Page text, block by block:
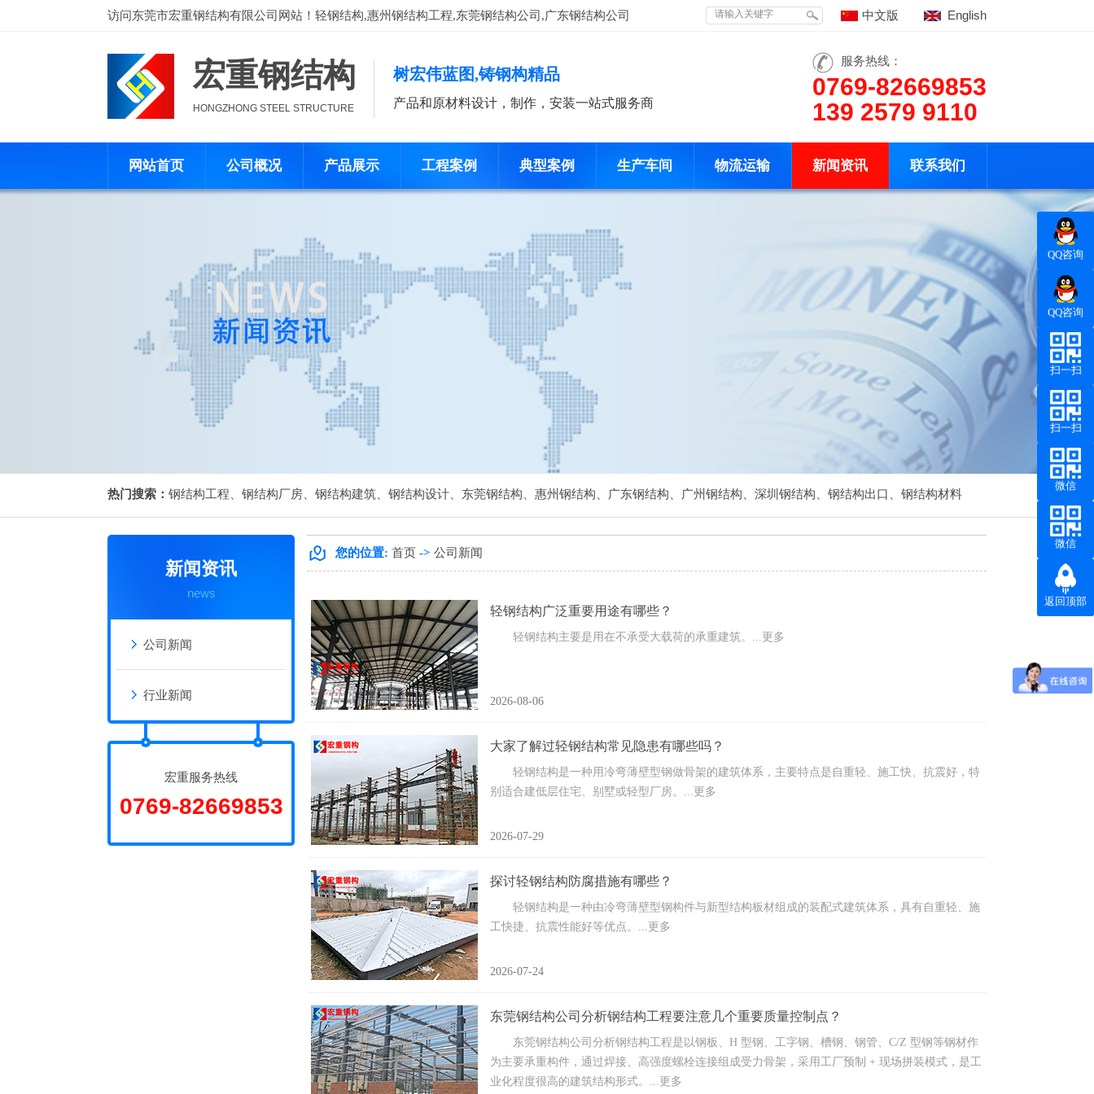
访问东莞市宏重钢结构有限公司 网站！轻钢结构,惠州钢结构工程,东莞钢结构公司,广东钢结构公司 English
中文版
宏重钢结构
HONGZHONG STEEL STRUCTURE
树宏伟蓝图,铸钢构精品
产品和原材料设计，制作，安装一站式服务商
服务热线：
0769-82669853
139 2579 9110
网站首页 公司概况 产品展示 工程案例 典型案例 生产车间 物流运输 新闻资讯 联系我们
热门搜索： 钢结构工程 钢结构厂房 钢结构建筑 钢结构设计 东莞钢结构 惠州钢结构 广东钢结构 广州钢结构 深圳钢结构 钢结构出口 钢结构材料
新闻资讯
news
公司新闻
行业新闻
宏重服务热线
0769-82669853
您的位置: 首页 -> 公司新闻
轻钢结构广泛重要用途有哪些？
轻钢结构主要是用在不承受大载荷的承重建筑。 ...更多
2026-08-06
大家了解过轻钢结构常见隐患有哪些吗？
轻钢结构‌是一种用冷弯薄壁型钢做骨架的建筑体系，主要特点是‌自重轻、施工快、抗震好‌，特
别适合建低层住宅、别墅或轻型厂房。 ...更多
2026-07-29
探讨轻钢结构防腐措施有哪些？
轻钢结构是一种由冷弯薄壁型钢构件与新型结构板材组成的装配式建筑体系，具有自重轻、施
工快捷、抗震性能好等优点。 ...更多
2026-07-24
东莞钢结构公司分析钢结构工程要注意几个重要质量控制点？
东莞钢结构公司分析钢结构工程是以钢板、H 型钢、工字钢、槽钢、钢管、C/Z 型钢等钢材作
为主要承重构件，通过焊接、高强度螺栓连接组成受力骨架，采用工厂预制 + 现场拼装模式，是工
业化程度很高的建筑结构形式。 ...更多
QQ咨询
QQ咨询
扫一扫
扫一扫
微信
微信
返回顶部